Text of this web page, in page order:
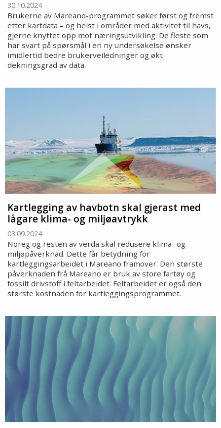
30.10.2024
Brukerne av Mareano-programmet søker først og fremst
etter kartdata – og helst i områder med aktivitet til havs,
gjerne knyttet opp mot næringsutvikling. De fleste som
har svart på spørsmål i en ny undersøkelse ønsker
imidlertid bedre brukerveiledninger og økt
dekningsgrad av data.
Kartlegging av havbotn skal gjerast med
lågare klima- og miljøavtrykk
03.09.2024
Noreg og resten av verda skal redusere klima- og
miljøpåverknad. Dette får betydning for
kartleggingsarbeidet i Mareano framover. Den største
påverknaden frå Mareano er bruk av store fartøy og
fossilt drivstoff i feltarbeidet. Feltarbeidet er også den
største kostnaden for kartleggingsprogrammet.